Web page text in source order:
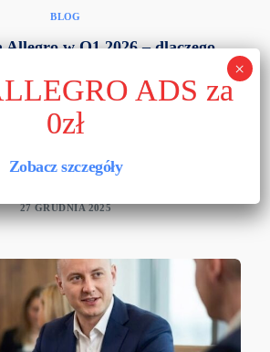
BLOG
Allegro w Q1 2026 – dlaczego
roku przynosi przedsiębiorcom nowe
biznesu. W obliczu […]
27 GRUDNIA 2025
Zobacz szczegóły